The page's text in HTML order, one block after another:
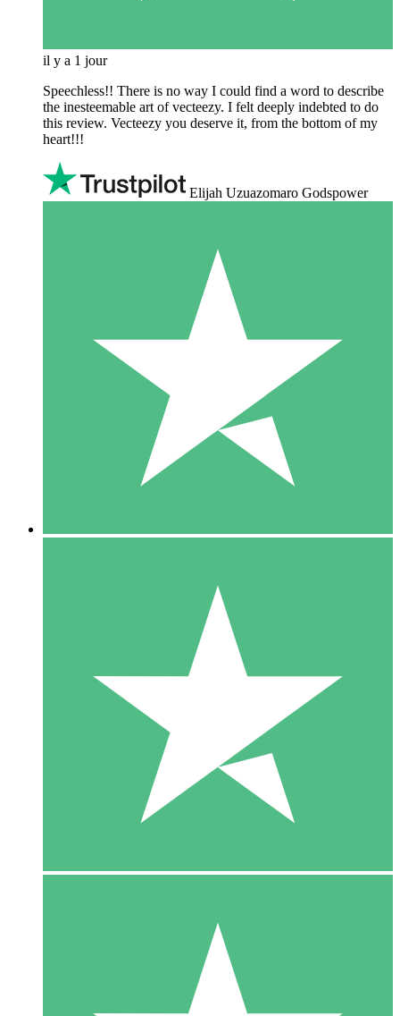
il y a 1 jour
Speechless!! There is no way I could find a word to describe
the inesteemable art of vecteezy. I felt deeply indebted to do
this review. Vecteezy you deserve it, from the bottom of my
heart!!!
Elijah Uzuazomaro Godspower